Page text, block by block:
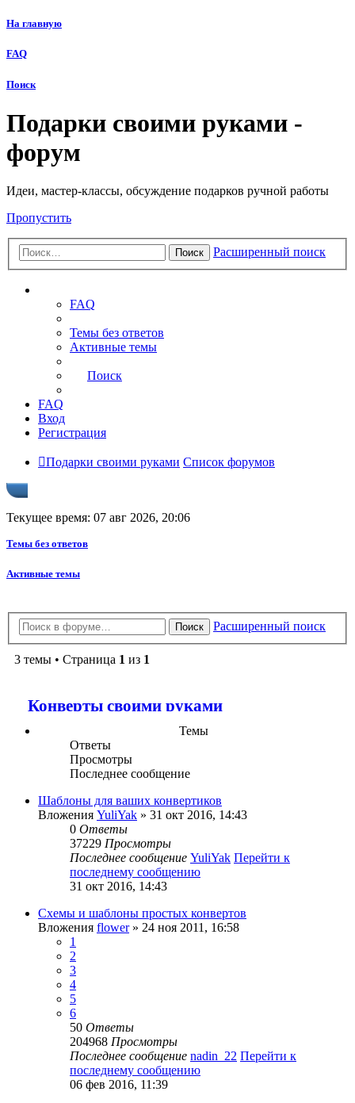
На главную
FAQ
Поиск
Подарки своими руками -
форум
Идеи, мастер-классы, обсуждение подарков ручной работы
Пропустить
Поиск Расширенный поиск
FAQ
Темы без ответов
Активные темы
Поиск
FAQ
Вход
Регистрация
Подарки своими руками Список форумов
Текущее время: 07 авг 2026, 20:06
Темы без ответов
Активные темы
Поиск Расширенный поиск
3 темы • Страница 1 из 1
Конверты своими руками
Темы
Ответы
Просмотры
Последнее сообщение
Шаблоны для ваших конвертиков
Вложения YuliYak » 31 окт 2016, 14:43
0 Ответы
37229 Просмотры
Последнее сообщение YuliYak Перейти к
последнему сообщению
31 окт 2016, 14:43
Схемы и шаблоны простых конвертов
Вложения flower» 24 ноя 2011, 16:58
1
2
3
4
5
6
50 Ответы
204968 Просмотры
Последнее сообщение nadin_22 Перейти к
последнему сообщению
06 фев 2016, 11:39